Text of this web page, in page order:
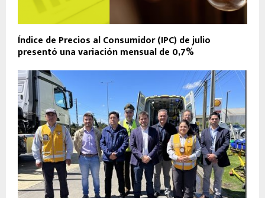
Índice de Precios al Consumidor (IPC) de julio
presentó una variación mensual de 0,7%